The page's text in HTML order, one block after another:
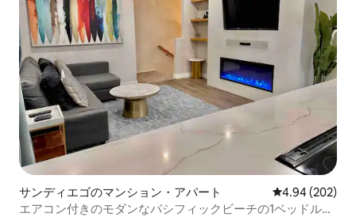
サンディエゴのマンション・アパート レビュー202
4.94 (202)
エアコン付きのモダンなパシフィックビーチの1ベッドルー